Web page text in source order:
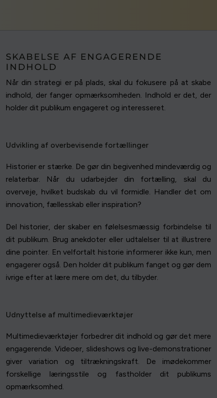
SKABELSE AF ENGAGERENDE
INDHOLD
Når din strategi er på plads, skal du fokusere på at skabe
indhold, der fanger opmærksomheden. Indhold er det, der
holder dit publikum engageret og interesseret.
Udvikling af overbevisende fortællinger
Historier er stærke. De gør din begivenhed mindeværdig og
relaterbar. Når du udarbejder din fortælling, skal du
overveje, hvilket budskab du vil formidle. Handler det om
innovation, fællesskab eller inspiration?
Del historier, der skaber en følelsesmæssig forbindelse til
dit publikum. Brug anekdoter eller udtalelser til at illustrere
dine pointer. En velfortalt historie informerer ikke kun, men
engagerer også. Den holder dit publikum fanget og gør dem
ivrige efter at lære mere om det, du tilbyder.
Udnyttelse af multimedieværktøjer
Multimedieværktøjer forbedrer dit indhold og gør det mere
engagerende. Videoer, slideshows og live-demonstrationer
giver variation og tiltrækningskraft. De imødekommer
forskellige læringsstile og fastholder dit publikums
opmærksomhed.